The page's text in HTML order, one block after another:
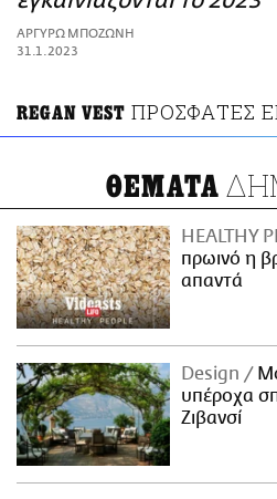
ΑΜΠΑ
PRINT
ΑΡΓΥΡΩ ΜΠΟΖΩΝΗ
31.1.2023
REGAN VEST ΠΡΟΣΦΑΤΕΣ
ΘΕΜΑΤΑ
HEALTHY
πρωινό η
απαντά
Design
υπέροχα
Ζιβανσί